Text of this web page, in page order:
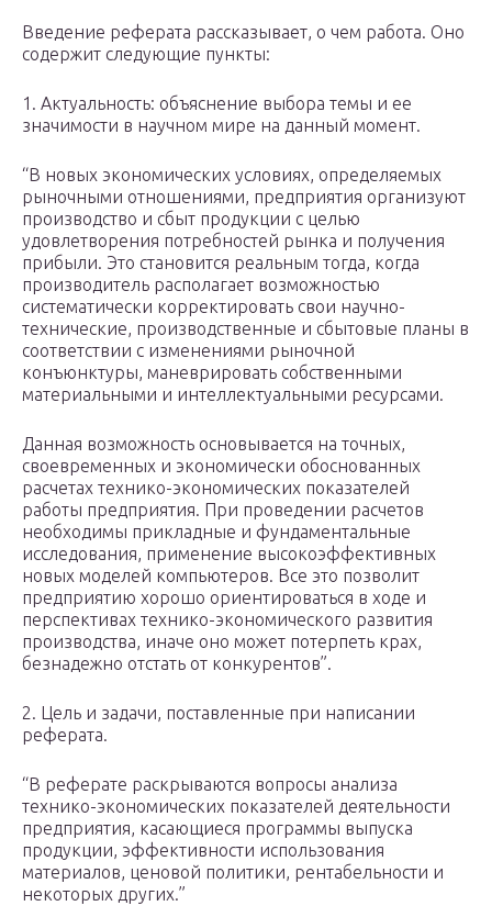
Введение реферата рассказывает, о чем работа. Оно
содержит следующие пункты:
1. Актуальность: объяснение выбора темы и ее
значимости в научном мире на данный момент.
“В новых экономических условиях, определяемых
рыночными отношениями, предприятия организуют
производство и сбыт продукции с целью
удовлетворения потребностей рынка и получения
прибыли. Это становится реальным тогда, когда
производитель располагает возможностью
систематически корректировать свои научно-
технические, производственные и сбытовые планы в
соответствии с изменениями рыночной
конъюнктуры, маневрировать собственными
материальными и интеллектуальными ресурсами.
Данная возможность основывается на точных,
своевременных и экономически обоснованных
расчетах технико-экономических показателей
работы предприятия. При проведении расчетов
необходимы прикладные и фундаментальные
исследования, применение высокоэффективных
новых моделей компьютеров. Все это позволит
предприятию хорошо ориентироваться в ходе и
перспективах технико-экономического развития
производства, иначе оно может потерпеть крах,
безнадежно отстать от конкурентов”.
2. Цель и задачи, поставленные при написании
реферата.
“В реферате раскрываются вопросы анализа
технико-экономических показателей деятельности
предприятия, касающиеся программы выпуска
продукции, эффективности использования
материалов, ценовой политики, рентабельности и
некоторых других.”